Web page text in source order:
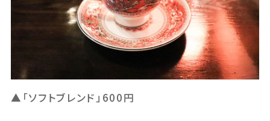
▲「ソフトブレンド」600円